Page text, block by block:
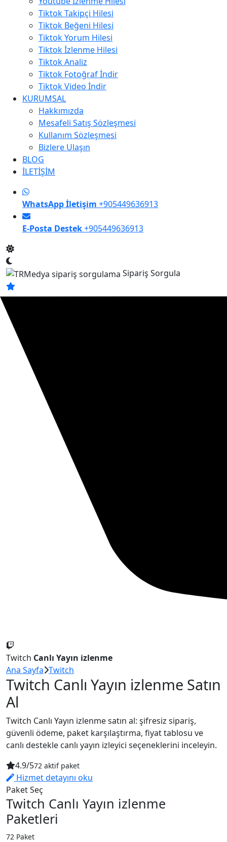
Tiktok Takipçi Hilesi
Tiktok Beğeni Hilesi
Tiktok Yorum Hilesi
Tiktok İzlenme Hilesi
Tiktok Analiz
Tiktok Fotoğraf İndir
Tiktok Video İndir
KURUMSAL
Hakkımızda
Mesafeli Satış Sözleşmesi
Kullanım Sözleşmesi
Bizlere Ulaşın
BLOG
İLETİŞİM
WhatsApp İletişim +905449636913
E-Posta Destek+905449636913
Sipariş Sorgula
Twitch Canlı Yayın izlenme
Ana Sayfa Twitch
Twitch Canlı Yayın izlenme Satın
Al
Twitch Canlı Yayın izlenme satın al: şifresiz sipariş,
güvenli ödeme, paket karşılaştırma, fiyat tablosu ve
canlı destekle canlı yayın izleyici seçeneklerini inceleyin.
4.9/572 aktif paket
Hizmet detayını oku
Paket Seç
Twitch Canlı Yayın izlenme
Paketleri
72 Paket